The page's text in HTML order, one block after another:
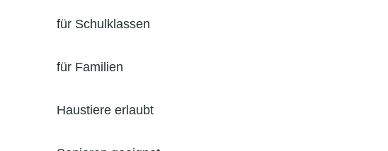
für Schulklassen
für Familien
Haustiere erlaubt